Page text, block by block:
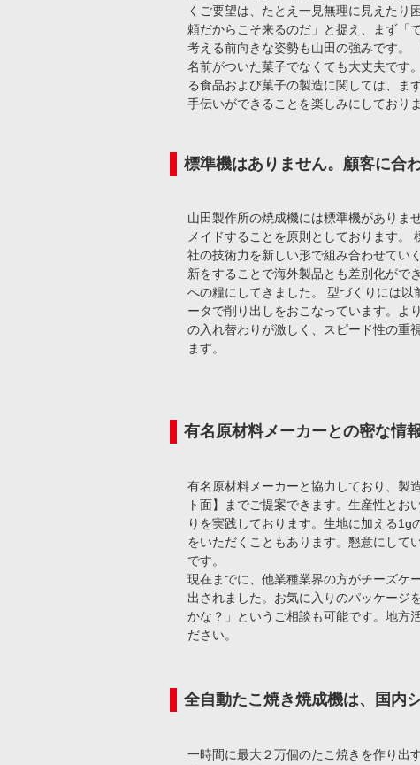
くご要望は、たとえ一見無理に見えたり
頼だからこそ来るのだ」と捉え、まず「
考える前向きな姿勢も山田の強みです。
名前がついた菓子でなくても大丈夫です
る食品および菓子の製造に関しては、ま
手伝いができることを楽しみにしておりま
標準機はありません。顧客に合
山田製作所の焼成機には標準機がありま
メイドすることを原則としております。
社の技術力を新しい形で組み合わせてい
新をすることで海外製品とも差別化がで
への糧にしてきました。 型づくりには
ータで削り出しをおこなっています。よ
の入れ替わりが激しく、スピード性の重
ます。
有名原材料メーカーとの密な情
有名原材料メーカーと協力しており、製
ト面】までご提案できます。生産性とお
りを実践しております。生地に加える1g
をいただくこともあります。懇意にして
です。
現在までに、他業種業界の方がチーズケ
出されました。お気に入りのパッケージ
かな？」というご相談も可能です。地方
ださい。
全自動たこ焼き焼成機は、国内
一時間に最大２万個のたこ焼きを作り出